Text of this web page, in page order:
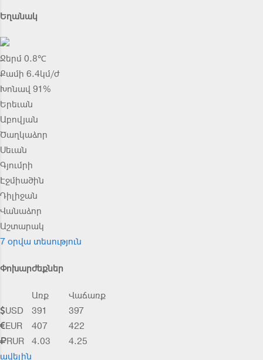
Եղանակ
Ջերմ 0.8℃
Քամի 6.4կմ/ժ
Խոնավ 91%
Երեւան
Աբովյան
Ծաղկաձոր
Սեւան
Գյումրի
Էջմիածին
Դիլիջան
Վանաձոր
Աշտարակ
7 օրվա տեսություն
Փոխարժեքներ
Առք
Վաճառք
USD
391
397
EUR
407
422
RUR
4.03
4.25
ավելին